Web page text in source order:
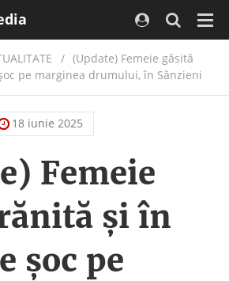
/ (Update) Femeie găsită
pe marginea drumului, în Sânzieni
18 iunie 2025
Femeie
și în
șoc pe